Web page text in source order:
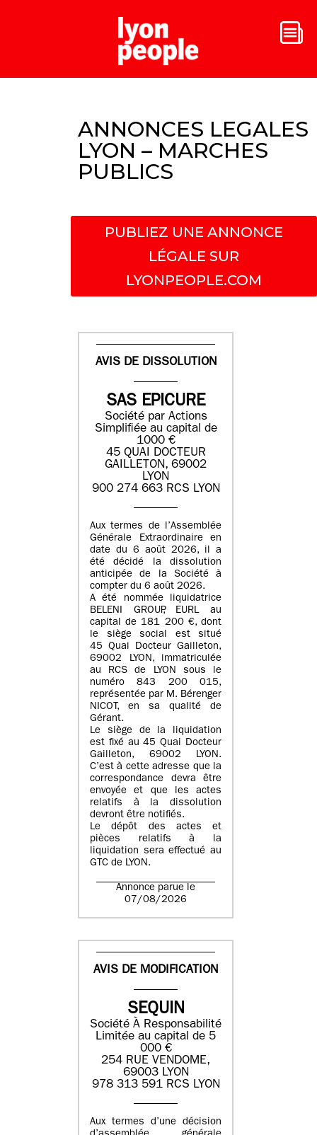
ANNONCES LEGALES
LYON – MARCHES
PUBLICS
PUBLIEZ UNE ANNONCE
LÉGALE SUR
LYONPEOPLE.COM
AVIS DE DISSOLUTION
SAS EPICURE
Société par Actions
Simplifiée au capital de
1000 €
45 QUAI DOCTEUR
GAILLETON, 69002
LYON
900 274 663 RCS LYON
Aux termes de l’Assemblée
Générale Extraordinaire en
date du 6 août 2026, il a
été décidé la dissolution
anticipée de la Société à
compter du 6 août 2026.
A été nommée liquidatrice
BELENI GROUP, EURL au
capital de 181 200 €, dont
le siège social est situé
45 Quai Docteur Gailleton,
69002 LYON, immatriculée
au RCS de LYON sous le
numéro 843 200 015,
représentée par M. Bérenger
NICOT, en sa qualité de
Gérant.
Le siège de la liquidation
est fixé au45 Quai Docteur
Gailleton, 69002 LYON.
C’est à cette adresse que la
correspondance devra être
envoyée et que les actes
relatifs à la dissolution
devront être notifiés.
Le dépôt des actes et
pièces relatifs à la
liquidation sera effectué au
GTC de LYON.
Annonce parue le
07/08/2026
AVIS DE MODIFICATION
SEQUIN
Société À Responsabilité
Limitée au capital de 5
000 €
254 RUE VENDOME,
69003 LYON
978 313 591 RCS LYON
Aux termes d’une décision